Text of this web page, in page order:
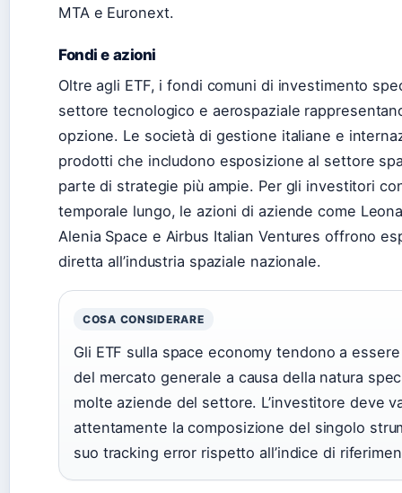
MTA e Euronext.
Fondi e azioni
Oltre agli ETF, i fondi comuni di investimento
settore tecnologico e aerospaziale
opzione. Le società di gestione italiane e
prodotti che includono esposizione al settore
parte di strategie più ampie. Per gli investitori
temporale lungo, le azioni di aziende come
Alenia Space e Airbus Italian Ventures offrono
diretta all’industria spaziale nazionale.
COSA CONSIDERARE
Gli ETF sulla space economy tendono a
del mercato generale a causa della natura
molte aziende del settore. L’investitore deve
attentamente la composizione del singolo
suo tracking error rispetto all’indice di